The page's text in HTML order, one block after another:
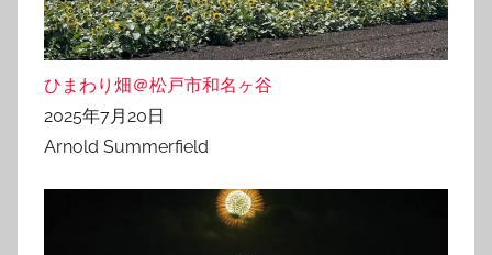
ひまわり畑＠松戸市和名ヶ谷
2025年7月20日
Arnold Summerfield